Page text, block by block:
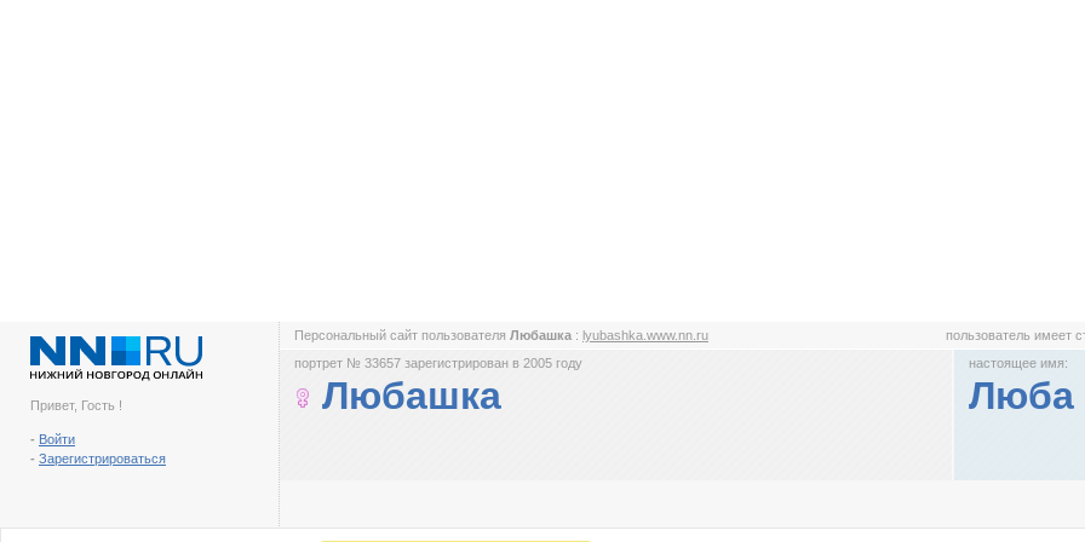
Привет, Гость !
- Войти
- Зарегистрироваться
Персональный сайт пользователя Любашка : lyubashka.www.nn.ru пользователь имеет
портрет № 33657 зарегистрирован в 2005 году
Любашка
настоящее имя:
Люба